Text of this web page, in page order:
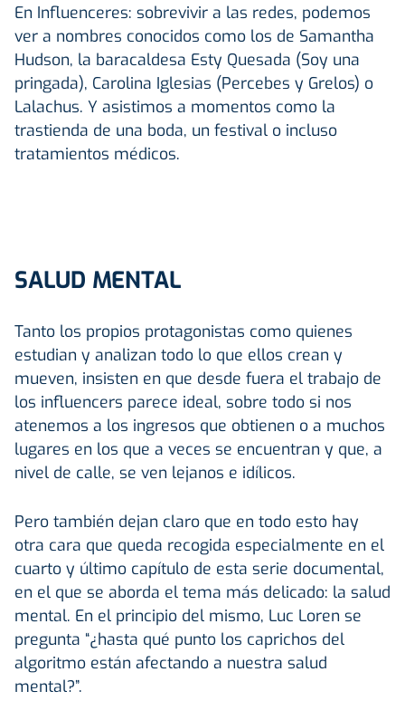
En Influenceres: sobrevivir a las redes, podemos
ver a nombres conocidos como los de Samantha
Hudson, la baracaldesa Esty Quesada (Soy una
pringada), Carolina Iglesias (Percebes y Grelos) o
Lalachus. Y asistimos a momentos como la
trastienda de una boda, un festival o incluso
tratamientos médicos.
SALUD MENTAL
Tanto los propios protagonistas como quienes
estudian y analizan todo lo que ellos crean y
mueven, insisten en que desde fuera el trabajo de
los influencers parece ideal, sobre todo si nos
atenemos a los ingresos que obtienen o a muchos
lugares en los que a veces se encuentran y que, a
nivel de calle, se ven lejanos e idílicos.
Pero también dejan claro que en todo esto hay
otra cara que queda recogida especialmente en el
cuarto y último capítulo de esta serie documental,
en el que se aborda el tema más delicado: la salud
mental. En el principio del mismo, Luc Loren se
pregunta “¿hasta qué punto los caprichos del
algoritmo están afectando a nuestra salud
mental?”.